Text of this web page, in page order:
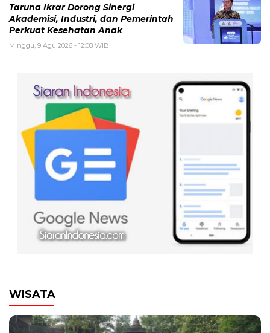
Taruna Ikrar Dorong Sinergi
Akademisi, Industri, dan Pemerintah
Perkuat Kesehatan Anak
Minggu, 9 Agu 2026 - 12:08 WIB
WISATA